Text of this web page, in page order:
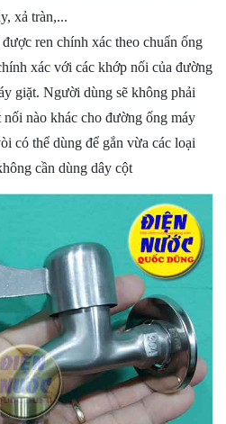
xả tràn,...
ren chính xác theo chuẩn ống
xác với các khớp nối của đường
giặt. Người dùng sẽ không phải
nào khác cho đường ống máy
có thể dùng để gắn vừa các loại
cần dùng dây cột